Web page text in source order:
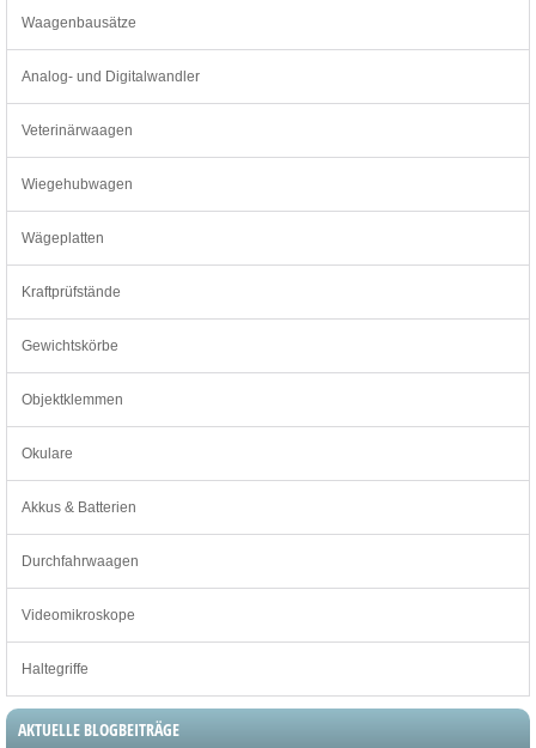
Waagenbausätze
Analog- und Digitalwandler
Veterinärwaagen
Wiegehubwagen
Wägeplatten
Kraftprüfstände
Gewichtskörbe
Objektklemmen
Okulare
Akkus & Batterien
Durchfahrwaagen
Videomikroskope
Haltegriffe
AKTUELLE BLOGBEITRÄGE